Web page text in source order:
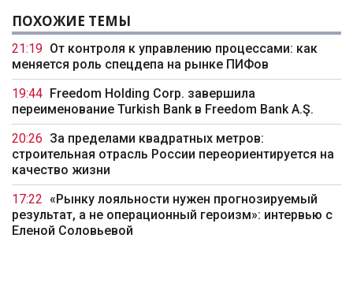
ПОХОЖИЕ ТЕМЫ
21:19 От контроля к управлению процессами: как
меняется роль спецдепа на рынке ПИФов
19:44
Freedom Holding Corp. завершила
переименование Turkish Bank в Freedom Bank A.Ş.
20:26 За пределами квадратных метров:
строительная отрасль России переориентируется на
качество жизни
17:22 «Рынку лояльности нужен прогнозируемый
результат, а не операционный героизм»: интервью с
Еленой Соловьевой